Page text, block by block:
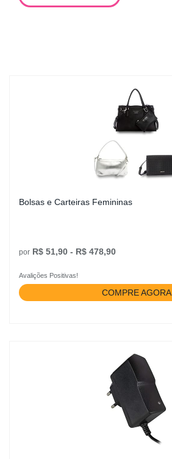
Bolsas e Carteiras Femininas
por R$ 51,90 - R$ 478,90
Avalições Positivas!
COMPRE AGORA